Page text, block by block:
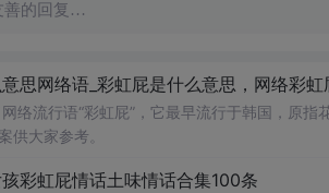
善的回复…
思网络语_彩虹屁是什么意思，网络彩
络流行语“彩虹屁”，它最早流行于韩国，原
供大家参考。
彩虹屁情话土味情话合集100条